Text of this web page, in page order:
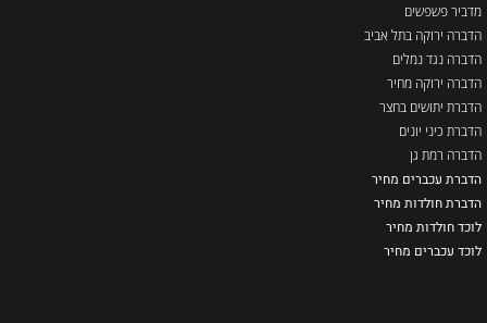
מדביר פשפשים
הדברה ירוקה בתל אביב
הדברה נגד נמלים
הדברה ירוקה מחיר
הדברת יתושים בחצר
הדברת כיני יונים
הדברה רמת גן
הדברת עכברים מחיר
הדברת חולדות מחיר
לוכד חולדות מחיר
לוכד עכברים מחיר